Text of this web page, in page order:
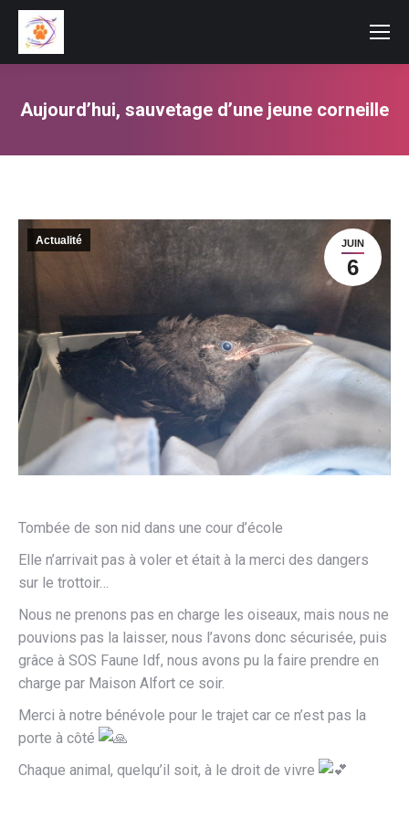
Aujourd’hui, sauvetage d’une jeune corneille
JUIN
6
Actualité
Tombée de son nid dans une cour d’école
Elle n’arrivait pas à voler et était à la merci des dangers
sur le trottoir…
Nous ne prenons pas en charge les oiseaux, mais nous ne
pouvions pas la laisser, nous l’avons donc sécurisée, puis
grâce à SOS Faune Idf, nous avons pu la faire prendre en
charge par Maison Alfort ce soir.
Merci à notre bénévole pour le trajet car ce n’est pas la
porte à côté
Chaque animal, quelqu’il soit, à le droit de vivre